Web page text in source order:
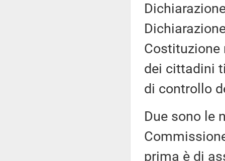
Costituzione
dei cittadini
di controllo
Due sono le
prima è di